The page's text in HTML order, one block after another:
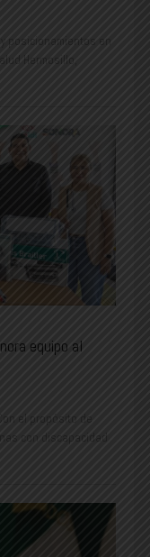
posicionamientos en
Hermosillo,
equipo al
el propósito de
con discapacidad